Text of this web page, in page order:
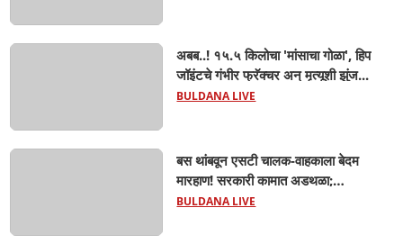
अबब..! १५.५ किलोचा 'मांसाचा गोळा', हिप
जॉइंटचे गंभीर फ्रॅक्चर अन् मृत्यूशी झुंज...
BULDANA LIVE
बस थांबवून एसटी चालक-वाहकाला बेदम
मारहाण! सरकारी कामात अडथळा;
प्रवाशांसमोर धिंगाणा घालणाऱ्या तिघांविरुद्ध
BULDANA LIVE